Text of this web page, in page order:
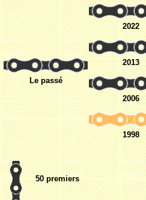
Le passé
2022
2013
2006
1998
50 premiers